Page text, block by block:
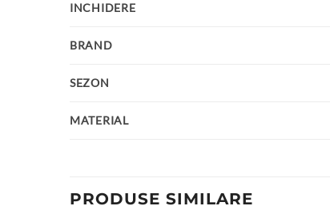
INCHIDERE
BRAND
SEZON
MATERIAL
PRODUSE SIMILARE